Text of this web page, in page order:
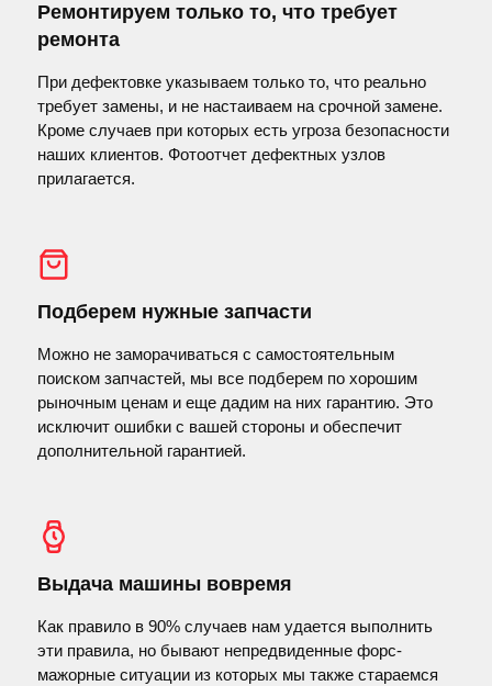
Ремонтируем только то, что требует
ремонта
При дефектовке указываем только то, что реально
требует замены, и не настаиваем на срочной замене.
Кроме случаев при которых есть угроза безопасности
наших клиентов. Фотоотчет дефектных узлов
прилагается.
Подберем нужные запчасти
Можно не заморачиваться с самостоятельным
поиском запчастей, мы все подберем по хорошим
рыночным ценам и еще дадим на них гарантию. Это
исключит ошибки с вашей стороны и обеспечит
дополнительной гарантией.
Выдача машины вовремя
Как правило в 90% случаев нам удается выполнить
эти правила, но бывают непредвиденные форс-
мажорные ситуации из которых мы также стараемся